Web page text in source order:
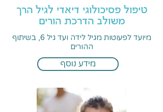
טיפול פסיכולוגי דיאדי לגיל הרך
משולב הדרכת הורים
מיועד לפעוטות מגיל לידה ועד גיל 6, בשיתוף
ההורים
מידע נוסף